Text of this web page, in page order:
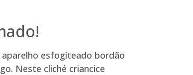
esfogíteado bordão
Neste cliché criancice